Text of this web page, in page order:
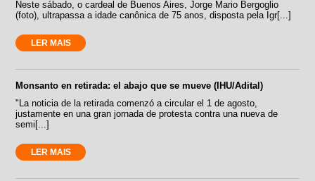
Neste sábado, o cardeal de Buenos Aires, Jorge Mario Bergoglio
(foto), ultrapassa a idade canônica de 75 anos, disposta pela Igr[...]
LER MAIS
Monsanto en retirada: el abajo que se mueve (IHU/Adital)
"La noticia de la retirada comenzó a circular el 1 de agosto,
justamente en una gran jornada de protesta contra una nueva de
semi[...]
LER MAIS